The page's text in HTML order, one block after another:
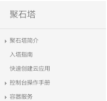
流量充
聚石塔
聚石塔简介
入塔指南
快速创建云应用
控制台操作手册
容器服务